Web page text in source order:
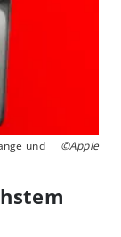
und
©Apple